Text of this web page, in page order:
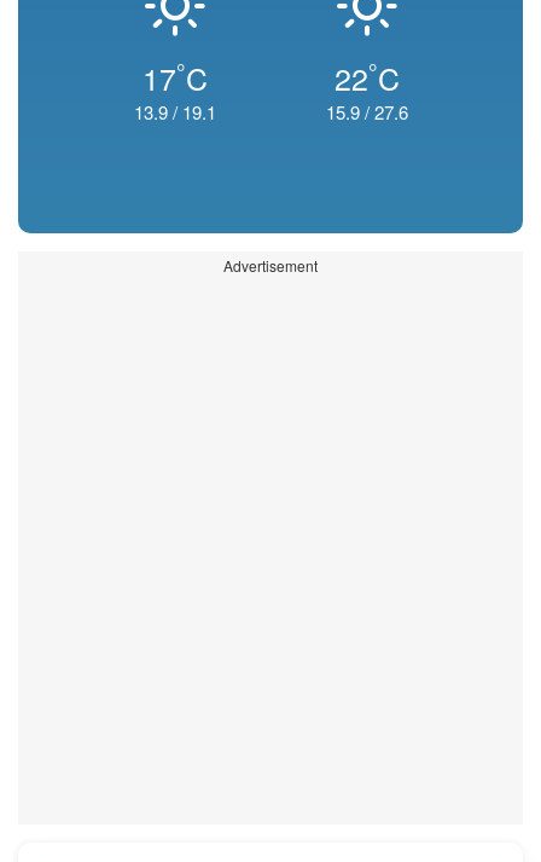
17°C
13.9/ 19.1
22°C
15.9/27.6
Advertisement